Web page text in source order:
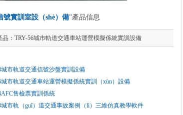
號實訓室設（shè）備”產品信息
： TRY-56城市軌道交通車站運營模擬係統實訓設備
城市軌道交通信號沙盤實訓設備
城市軌道交通車站運營模擬係統實訓（xùn）設備
售檢票實訓係統
城市軌（guǐ）道交通事故案例（lì）三維仿真教學軟件